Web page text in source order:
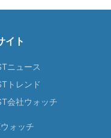
イト
ニュース
トレンド
会社ウォッチ
ォッチ